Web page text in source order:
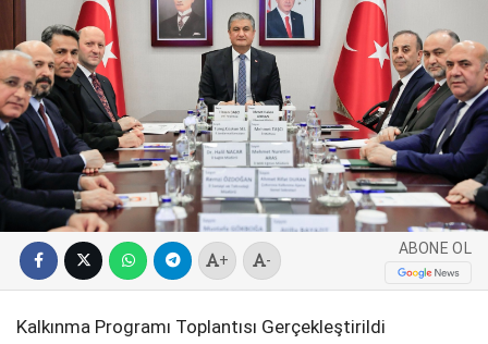
WhatsApp İhbar
Hattı
Facebook
METEOROLOJI
SPOR
SERVISLER
+ -
ABONE OL
Kalkınma Programı Toplantısı Gerçekleştirildi